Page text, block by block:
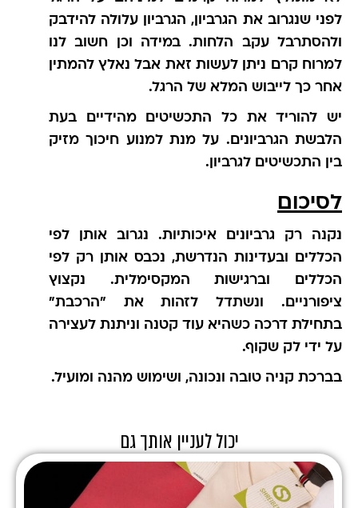
לפני שנגרוב את הגרביון, הגרביון עלולה להידבק
ולהסתרבל עקב הלחות. במידה וכן חשוב לנו
למרוח קרם ניתן לעשות זאת אבל נאלץ להמתין
אחר כך לייבוש המלא של הרגל.
יש להוריד את כל התכשיטים מהידיים בעת
הלבשת הגרביונים. על מנת למנוע חיכוך מזיק
בין התכשיטים לגרביון.
לסיכום
נקנה רק גרביונים איכותיות. נגרוב אותן לפי
הכללים ובעדינות הנדרשת, נכבס אותן רק לפי
הכללים וברגישות המקסימלית. נקצוץ
ציפורניים. ונשתדל לזהות את "הרכבת"
בתחילת דרכה כשהיא עוד קטנה וניתנת לעצירה
על ידי לק שקוף.
בברכת קניה טובה ונכונה, ושימוש מהנה ומועיל.
יכול לעניין אותך גם